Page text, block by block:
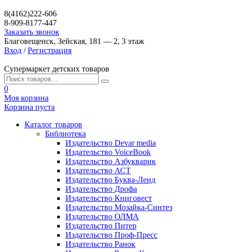
8(4162)222-606
8-909-8177-447
Заказать звонок
Благовещенск, Зейская, 181 — 2, 3 этаж
Вход / Регистрация
Супермаркет детских товаров
0
Моя корзина
Корзина пуста
Каталог товаров
Библиотека
Издательство Devar media
Издательство VoiceBook
Издательство Азбукварик
Издательство АСТ
Издательство Буква-Ленд
Издательство Дрофа
Издательство Книговест
Издательство Мозайка-Синтез
Издательство ОЛМА
Издательство Питер
Издательство Проф-Пресс
Издательство Ранок